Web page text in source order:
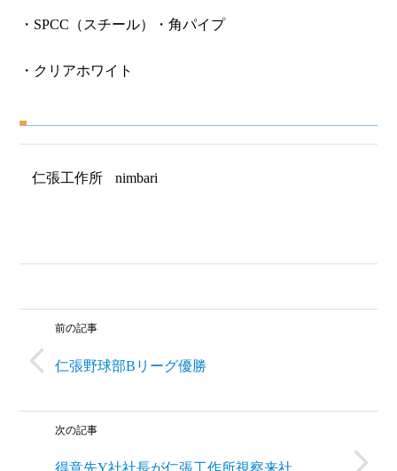
・SPCC（スチール）・角パイプ
・クリアホワイト
仁張工作所 nimbari
前の記事
仁張野球部Bリーグ優勝
次の記事
得意先Y社社長が仁張工作所視察来社